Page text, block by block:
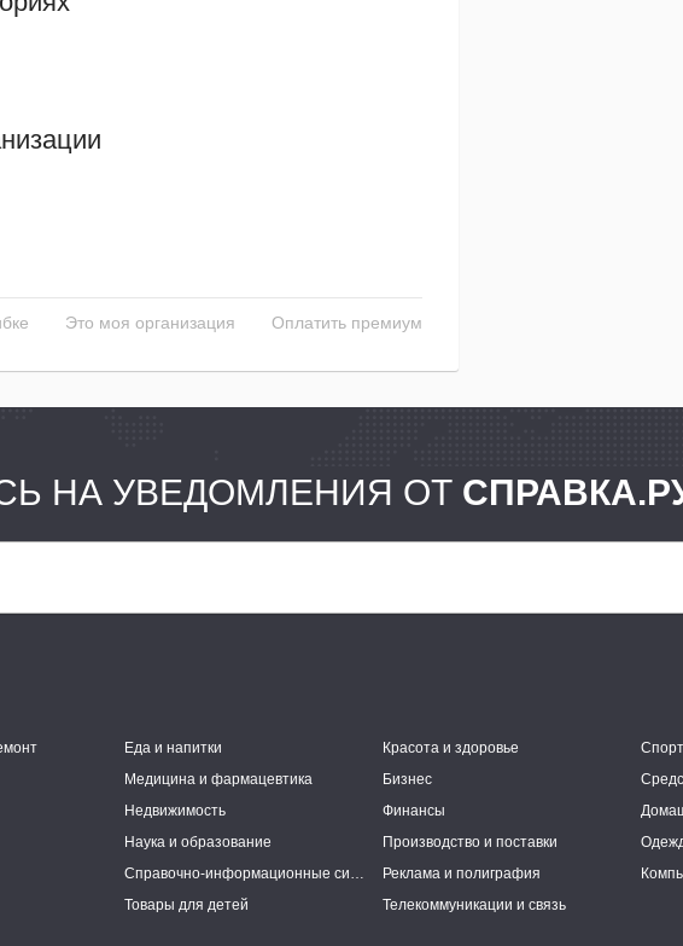
Это моя организация Оплатить премиум
НА УВЕДОМЛЕНИЯ ОТ
Еда и напитки Красота и здоровье
Медицина и фармацевтика Бизнес
Недвижимость Финансы
Наука и образование Производство и поставки
Справочно-информационные системы Реклама и полиграфия
Товары для детей Телекоммуникации и связь